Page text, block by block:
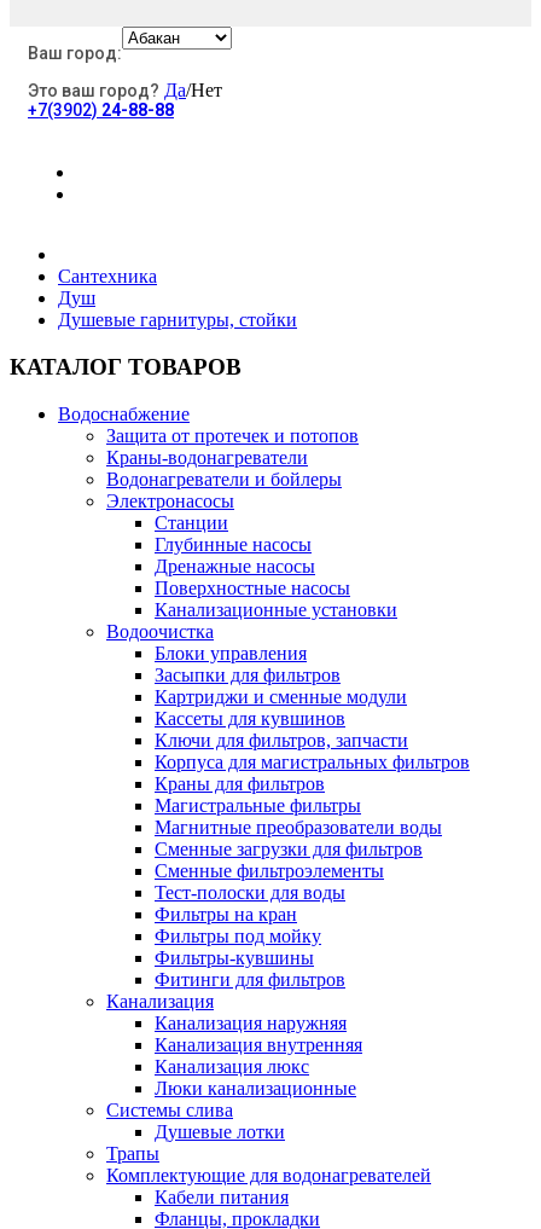
Электротовары
Строительные товары
Все для бани
Полезные статьи
Новости и Акции
Оплата и доставка
Сервис-центр
Адреса Сервис-центров
Условия возврата товара
Ваш город:
Это ваш город? Да/Нет
+7(3902) 24-88-88
Сантехника
Душ
Душевые гарнитуры, стойки
КАТАЛОГ ТОВАРОВ
Водоснабжение
Защита от протечек и потопов
Краны-водонагреватели
Водонагреватели и бойлеры
Электронасосы
Станции
Глубинные насосы
Дренажные насосы
Поверхностные насосы
Канализационные установки
Водоочистка
Блоки управления
Засыпки для фильтров
Картриджи и сменные модули
Кассеты для кувшинов
Ключи для фильтров, запчасти
Корпуса для магистральных фильтров
Краны для фильтров
Магистральные фильтры
Магнитные преобразователи воды
Сменные загрузки для фильтров
Сменные фильтроэлементы
Тест-полоски для воды
Фильтры на кран
Фильтры под мойку
Фильтры-кувшины
Фитинги для фильтров
Канализация
Канализация наружняя
Канализация внутренняя
Канализация люкс
Люки канализационные
Системы слива
Душевые лотки
Трапы
Комплектующие для водонагревателей
Кабели питания
Фланцы, прокладки